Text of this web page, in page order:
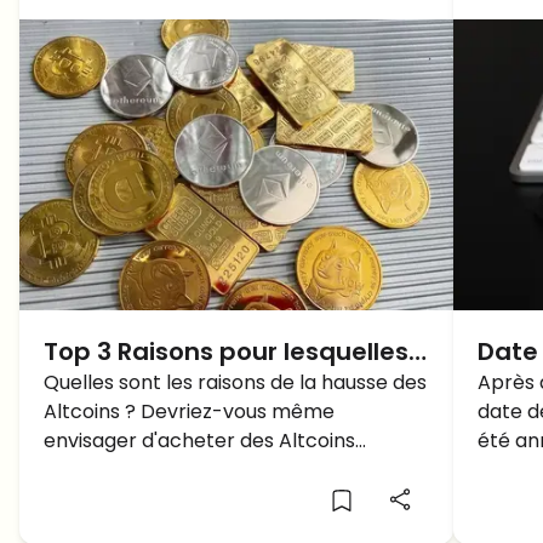
Top 3 Raisons pour lesquelles il
est préférable d’acheter des
Altcoins
Quelles sont les raisons de la hausse des
Altcoins ? Devriez-vous même
envisager d'acheter des Altcoins
Date
est
Après
date
été